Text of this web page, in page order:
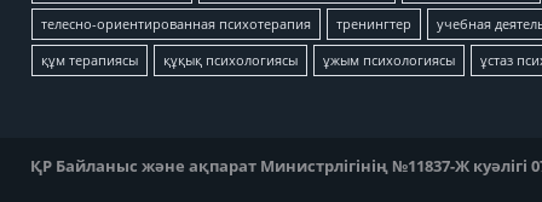
телесно-ориентированная психотерапия тренингтер учебная
құм терапиясы құқық психологиясы ұжым психологиясы ұстаз
ҚР Байланыс және ақпарат Министрлігінің №11837-Ж куәлігі